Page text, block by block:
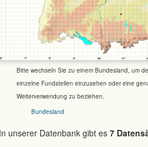
Bitte wechseln Sie zu einem Bundesland, um
einzelne Fundstellen einzusehen oder eine
Weiterverwendung zu beziehen.
Bundesland
unserer Datenbank gibt es 7